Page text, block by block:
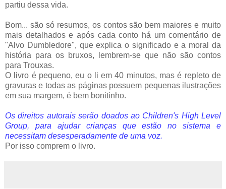
partiu dessa vida.
Bom... são só resumos, os contos são bem maiores e muito
mais detalhados e após cada conto há um comentário de
"Alvo Dumbledore", que explica o significado e a moral da
história para os bruxos, lembrem-se que não são contos
para Trouxas.
O livro é pequeno, eu o li em 40 minutos, mas é repleto de
gravuras e todas as páginas possuem pequenas ilustrações
em sua margem, é bem bonitinho.
Os direitos autoraisserão doados ao Children's High Level
Group, para ajudar crianças que estão no sistema e
necessitam desesperadamente de uma voz.
Por isso comprem o livro.